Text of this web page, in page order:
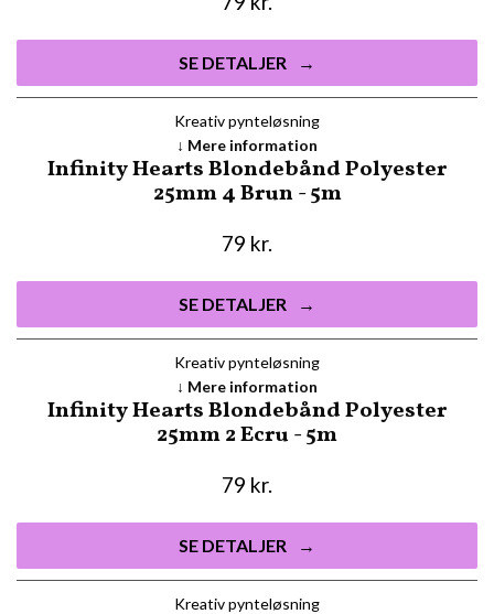
SE DETALJER
Kreativ pynteløsning
Infinity Hearts Blondebånd Polyester
25mm 4 Brun - 5m
79 kr.
SE DETALJER
Mere information
Kreativ pynteløsning
Infinity Hearts Blondebånd Polyester
25mm 2 Ecru - 5m
79 kr.
SE DETALJER
Mere information
Kreativ pynteløsning